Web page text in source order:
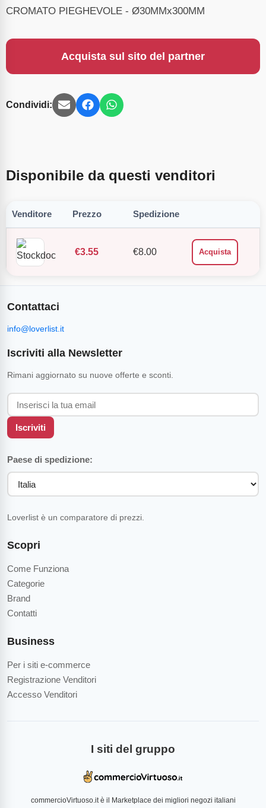
CROMATO PIEGHEVOLE - Ø30MMx300MM
Acquista sul sito del partner
Condividi:
Disponibile da questi venditori
Venditore Prezzo Spedizione
€3.55 €8.00 Acquista
Scopri
Come Funziona
Categorie
Brand
Contatti
Business
Per i siti e-commerce
Registrazione Venditori
Accesso Venditori
Contattaci
info@loverlist.it
Iscriviti alla Newsletter
Rimani aggiornato su nuove offerte e sconti.
Iscriviti
Paese di spedizione:
Loverlist è un comparatore di prezzi.
I siti del gruppo
commercioVirtuoso.it è il Marketplace dei migliori negozi italiani